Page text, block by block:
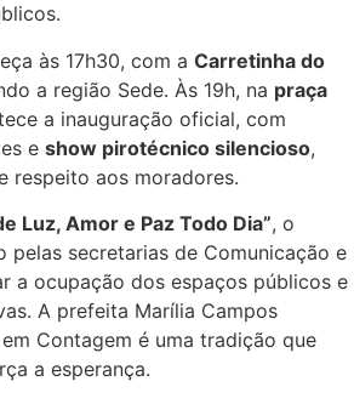
às 17h30, com a Carretinha do
a região Sede. Às 19h, na praça
a inauguração oficial, com
e show pirotécnico silencioso,
respeito aos moradores.
Luz, Amor e Paz Todo Dia”, o
secretarias de Comunicação e
a ocupação dos espaços públicos e
A prefeita Marília Campos
Contagem é uma tradição que
a esperança.